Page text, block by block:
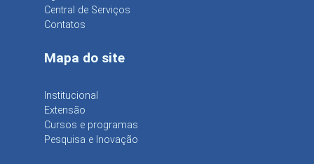
Central de Serviços
Contatos
Mapa do site
Institucional
Extensão
Cursos e programas
Pesquisa e Inovação